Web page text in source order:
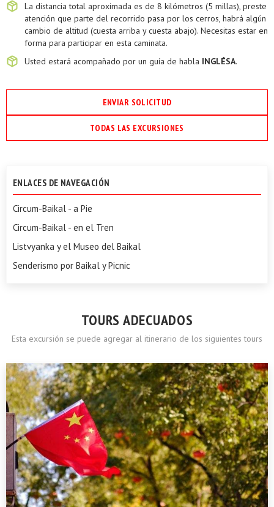
La distancia total aproximada es de 8 kilómetros (5 millas), preste
atención que parte del recorrido pasa por los cerros, habrá algún
cambio de altitud (cuesta arriba y cuesta abajo). Necesitas estar en
forma para participar en esta caminata.
Usted estará acompañado por un guía de habla INGLÉSA.
ENVIAR SOLICITUD
TODAS LAS EXCURSIONES
ENLACES DE NAVEGACIÓN
Circum-Baikal - a Pie
Circum-Baikal - en el Tren
Listvyanka y el Museo del Baikal
Senderismo por Baikal y Picnic
TOURS ADECUADOS
Esta excursión se puede agregar al itinerario de los siguientes tours